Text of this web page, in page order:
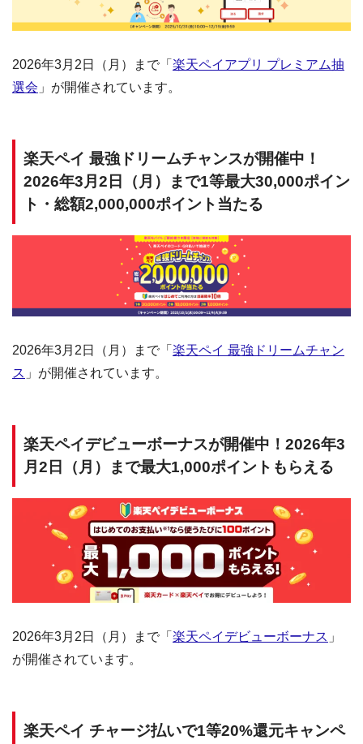
2026年3月2日（月）まで「 楽天ペイアプリ プレミアム抽
選会 」が開催されています。
楽天ペイ 最強ドリームチャンスが開催中！
2026年3月2日（月）まで1等最大30,000ポイン
ト・総額2,000,000ポイント当たる
2026年3月2日（月）まで「 楽天ペイ 最強ドリームチャン
ス 」が開催されています。
楽天ペイデビューボーナスが開催中！2026年3
月2日（月）まで最大1,000ポイントもらえる
2026年3月2日（月）まで「 楽天ペイデビューボーナス 」
が開催されています。
楽天ペイ チャージ払いで1等20%還元キャンペ